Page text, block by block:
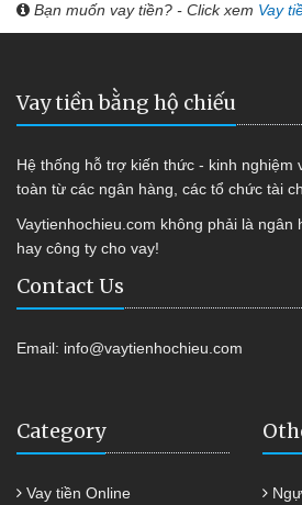
Bạn muốn vay tiền? - Click xem Vay
Vay tiền bằng hộ chiếu
Hệ thống hỗ trợ kiến thức - kinh nghiệm
toàn từ các ngân hàng, các tổ chức tài
Vaytienhochieu.com không phải là ngân
hay công ty cho vay!
Contact Us
Email: info@vaytienhochieu.com
Category
Vay tiền Online